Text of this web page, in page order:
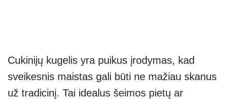
Cukinijų kugelis yra puikus įrodymas, kad
sveikesnis maistas gali būti ne mažiau skanus
už tradicinį. Tai idealus šeimos pietų ar